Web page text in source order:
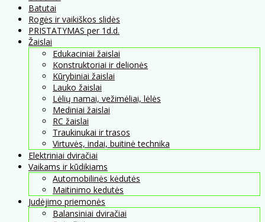
Batutai
Rogės ir vaikiškos slidės
PRISTATYMAS per 1d.d.
Žaislai
Edukaciniai žaislai
Konstruktoriai ir delionės
Kūrybiniai žaislai
Lauko žaislai
Lėlių namai, vežimėliai, lėlės
Mediniai žaislai
RC žaislai
Traukinukai ir trasos
Virtuvės, indai, buitinė technika
Elektriniai dviračiai
Vaikams ir kūdikiams
Automobilinės kėdutės
Maitinimo kedutės
Judėjimo priemonės
Balansiniai dviračiai